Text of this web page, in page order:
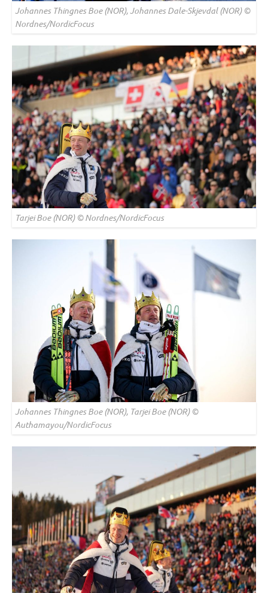
Johannes Thingnes Boe (NOR), Johannes Dale-Skjevdal (NOR) ©
Nordnes/NordicFocus
Tarjei Boe (NOR) © Nordnes/NordicFocus
Johannes Thingnes Boe (NOR), Tarjei Boe (NOR) ©
Authamayou/NordicFocus